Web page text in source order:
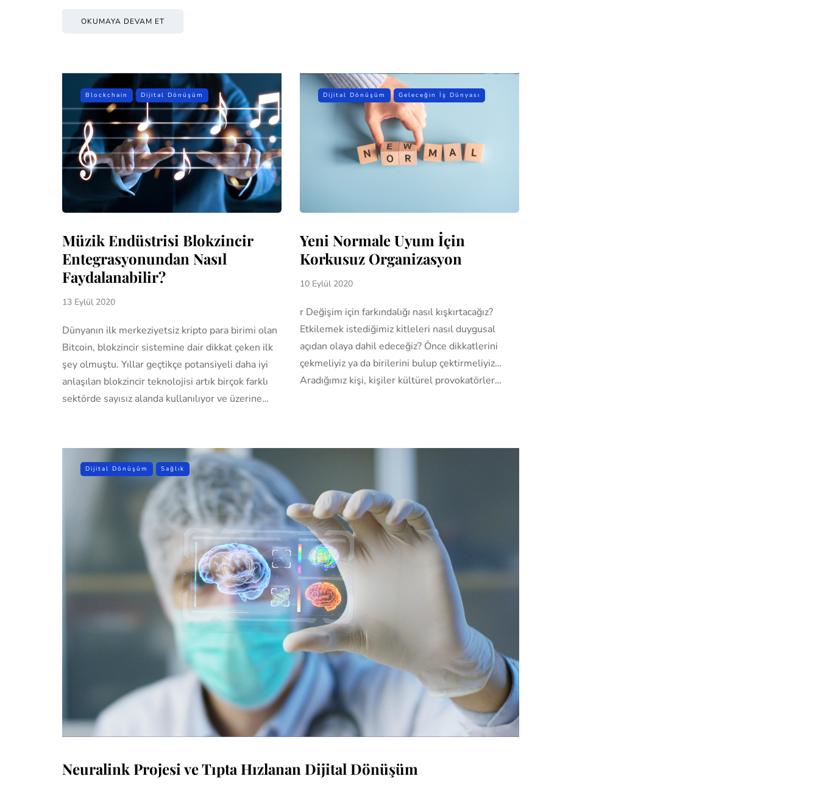
OKUMAYA DEVAM ET
Blockchain Dijital Dönüşüm
Müzik Endüstrisi Blokzincir
Entegrasyonundan Nasıl
Faydalanabilir?
13 Eylül 2020
Dünyanın ilk merkeziyetsiz kripto para birimi olan
Bitcoin, blokzincir sistemine dair dikkat çeken ilk
şey olmuştu. Yıllar geçtikçe potansiyeli daha iyi
anlaşılan blokzincir teknolojisi artık birçok farklı
sektörde sayısız alanda kullanılıyor ve üzerine…
Dijital Dönüşüm Geleceğin İş Dünyası
Yeni Normale Uyum İçin
Korkusuz Organizasyon
10 Eylül 2020
r Değişim için farkındalığı nasıl kışkırtacağız?
Etkilemek istediğimiz kitleleri nasıl duygusal
açıdan olaya dahil edeceğiz? Önce dikkatlerini
çekmeliyiz ya da birilerini bulup çektirmeliyiz…
Aradığımız kişi, kişiler kültürel provokatörler…
Dijital Dönüşüm Sağlık
Neuralink Projesi ve Tıpta Hızlanan Dijital Dönüşüm